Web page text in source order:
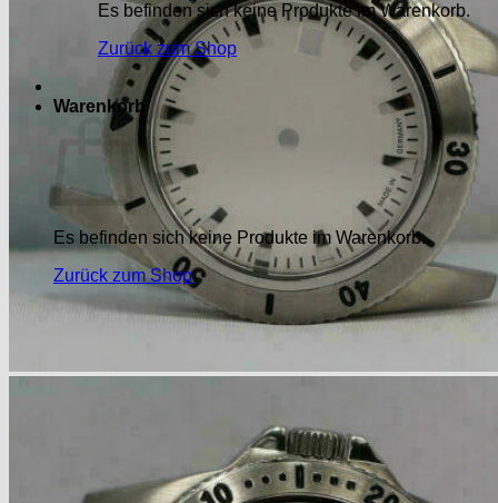
Es befinden sich keine Produkte im Warenkorb.
Zurück zum Shop
Warenkorb
Es befinden sich keine Produkte im Warenkorb.
Zurück zum Shop